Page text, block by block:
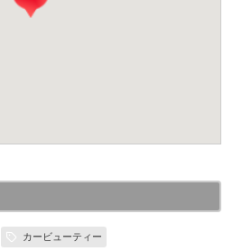
カービューティー